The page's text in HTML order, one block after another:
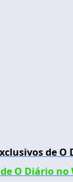
de O
O Diário no